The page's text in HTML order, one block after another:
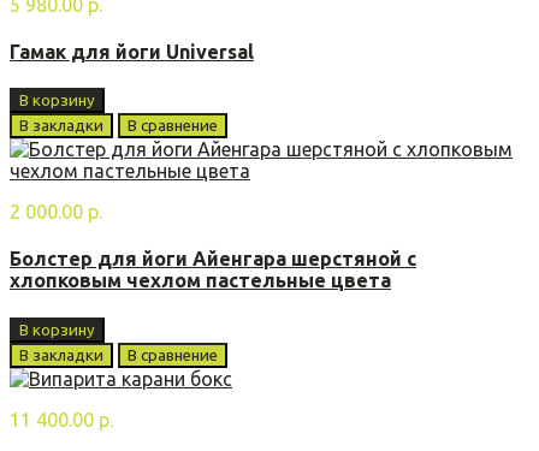
Гамак для йоги Universal
В корзину
В закладки
В сравнение
2 000.00 р.
Болстер для йоги Айенгара шерстяной с
хлопковым чехлом пастельные цвета
В корзину
В закладки
В сравнение
11 400.00 р.